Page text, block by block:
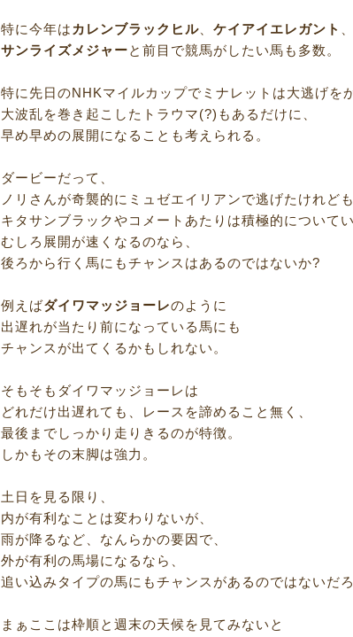
特に今年はカレンブラックヒル、ケイアイエレガント 、
サンライズメジャーと前目で競馬がしたい馬も多数。
特に先日のNHKマイルカップでミナレットは大逃げを
大波乱を巻き起こしたトラウマ(?)もあるだけに、
早め早めの展開になることも考えられる。
ダービーだって、
ノリさんが奇襲的にミュゼエイリアンで逃げたけれども
キタサンブラックやコメートあたりは積極的についてい
むしろ展開が速くなるのなら、
後ろから行く馬にもチャンスはあるのではないか?
例えばダイワマッジョーレのように
出遅れが当たり前になっている馬にも
チャンスが出てくるかもしれない。
そもそもダイワマッジョーレは
どれだけ出遅れても、レースを諦めること無く、
最後までしっかり走りきるのが特徴。
しかもその末脚は強力。
土日を見る限り、
内が有利なことは変わりないが、
雨が降るなど、なんらかの要因で、
外が有利の馬場になるなら、
追い込みタイプの馬にもチャンスがあるのではないだろ
まぁここは枠順と週末の天候を見てみないと